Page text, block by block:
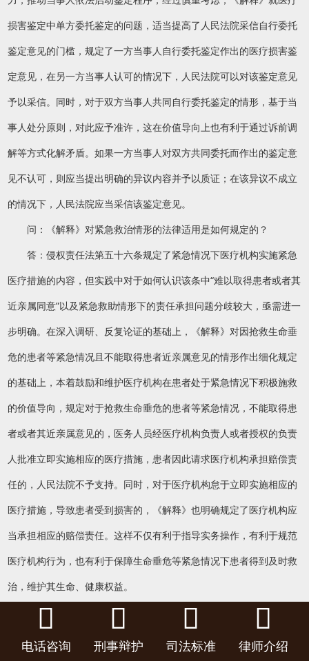
损害鉴定中单方委托鉴定的问题，适当提高了人民法院采信自行委托
鉴定意见的门槛，规定了一方当事人自行委托鉴定作出的医疗损害鉴
定意见，在另一方当事人认可的情况下，人民法院可以对该鉴定意见
予以采信。同时，对于双方当事人共同自行委托鉴定的情形，基于当
事人处分原则，对此应予准许，这在价值导向上也有利于通过诉前调
解等方式化解矛盾。如果一方当事人对双方共同委托而作出的鉴定意
见不认可，则应当提出明确的异议内容并予以质证；在该异议不成立
的情况下，人民法院应当采信该鉴定意见。
问：《解释》对紧急救治情形的法律适用是如何规定的？
答：侵权责任法第五十六条规定了紧急情况下医疗机构实施紧急
医疗措施的内容，但实践中对于如何认识该条中“难以取得患者或者其
近亲属同意”以及紧急救助情形下的责任承担问题分歧较大，亟需进一
步明确。在深入调研、反复论证的基础上，《解释》对因抢救生命垂
危的患者等紧急情况且不能取得患者近亲属意见的情形作出细化规定
的基础上，本着鼓励和维护医疗机构在患者处于紧急情况下积极施救
的价值导向，规定对于抢救生命垂危的患者等紧急情况，不能取得患
者或者其近亲属意见的，医务人员经医疗机构负责人或者授权的负责
人批准立即实施相应的医疗措施，患者因此请求医疗机构承担赔偿责
任的，人民法院不予支持。同时，对于医疗机构怠于立即实施相应的
医疗措施，导致患者受到损害的，《解释》也明确规定了医疗机构应
当承担相应的赔偿责任。这样不仅有利于指导实务操作，有利于规范
医疗机构行为，也有利于保障生命垂危等紧急情况下患者得到及时救
治，维护其生命、健康权益。
问：《解释》对医疗产品责任纠纷案件中适用惩罚性赔偿是如何

电话咨询

刑事辩护

司法标准

律师介绍